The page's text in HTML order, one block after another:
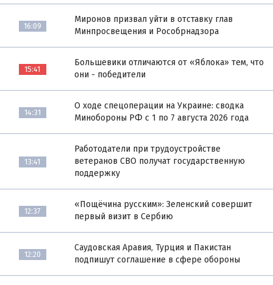
16:09
Миронов призвал уйти в отставку глав
Минпросвещения и Рособрнадзора
15:41
Большевики отличаются от «Яблока» тем, что
они - победители
14:31
О ходе спецоперации на Украине: сводка
Минобороны РФ с 1 по 7 августа 2026 года
13:41
Работодатели при трудоустройстве
ветеранов СВО получат государственную
поддержку
12:37
«Пощёчина русским»: Зеленский совершит
первый визит в Сербию
12:20
Саудовская Аравия, Турция и Пакистан
подпишут соглашение в сфере обороны